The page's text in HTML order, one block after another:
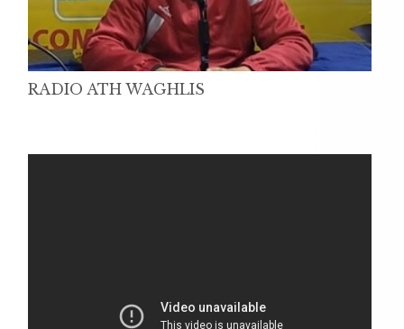
RADIO ATH WAGHLIS